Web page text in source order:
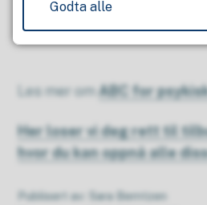
meningsfylt styrker din
Les mer omABC for
Her loser vi deg rett til
hvor du kan oppnå alle
Publisert av
Sara Berntzen
Godta alle